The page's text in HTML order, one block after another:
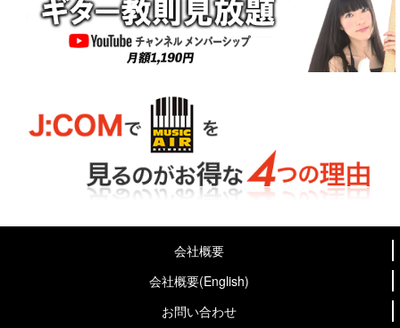
会社概要
会社概要(English)
お問い合わせ